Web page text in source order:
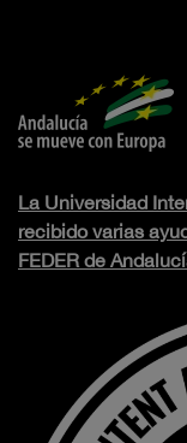
La Universidad
recibido varias
FEDER de